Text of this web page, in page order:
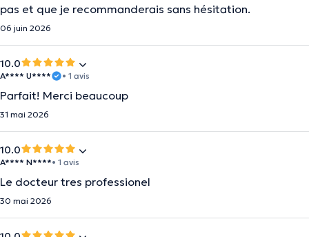
pas et que je recommanderais sans hésitation.
06 juin 2026
10.0
A**** U**** • 1 avis
Parfait! Merci beaucoup
31 mai 2026
10.0
A**** N****• 1 avis
Le docteur tres professionel
30 mai 2026